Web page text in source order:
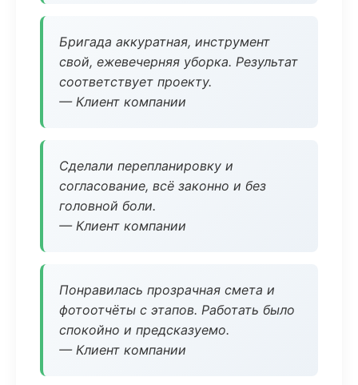
Бригада аккуратная, инструмент
свой, ежевечерняя уборка. Результат
соответствует проекту.
— Клиент компании
Сделали перепланировку и
согласование, всё законно и без
головной боли.
— Клиент компании
Понравилась прозрачная смета и
фотоотчёты с этапов. Работать было
спокойно и предсказуемо.
— Клиент компании